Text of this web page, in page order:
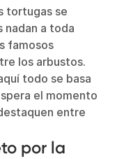
tortugas se
nadan a toda
famosos
los arbustos.
todo se basa
el momento
entre
por la